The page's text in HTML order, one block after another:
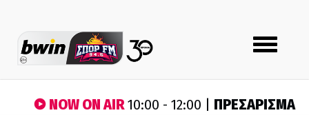
Toggle
navigation
NOW ON AIR10:00 - 12:00 | ΠΡΕΣΑΡΙΣΜΑ